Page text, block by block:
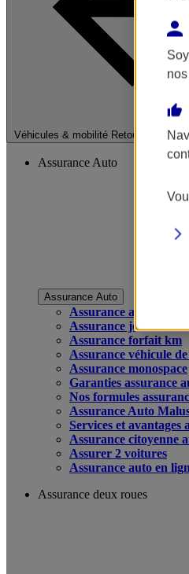
Véhicules & mobilité Retour à la
Assurance Auto
Assurance Auto
Assurance auto
Assurance jeune
Assurance forfait km
Assurance véhicule
Assurance monospace
Garanties assurance
Nos formules
Assurance Auto
Services et avantages
Assurance citoyenne
Assurer 2 voitures
Assurance auto en
Assurance deux roues